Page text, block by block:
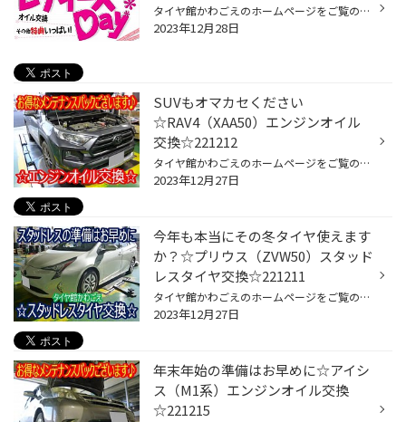
タイヤ館かわごえのホームページをご覧の皆様 こんにちは・こんばんは！ ご覧いただき誠にありがとうございます！！ 毎週、火曜日と、木曜日は、レディースデイを開催しております。 女性の方ご来店で、オイル交換が通常価格よりお求めやすくなり、男性の方ご来店でも、女性の方と同伴であれば、レ...
2023年12月28日
SUVもオマカセください
☆RAV4（XAA50）エンジンオイル
交換☆221212
タイヤ館かわごえのホームページをご覧の皆様 こんにちは・こんばんは！ いつもご覧いただきありがとうございます！！ 本日はトヨタ・RAV4のエンジンオイル交換をご紹介です。 （投稿の最後にお得な情報もございます♪） 今回のエンジンオイル交換はドレンボルトを取り外して下抜きしました。 オイル...
2023年12月27日
今年も本当にその冬タイヤ使えます
か？☆プリウス（ZVW50）スタッド
レスタイヤ交換☆221211
タイヤ館かわごえのホームページをご覧の皆様 こんにちは・こんばんは！ いつもご覧いただきありがとうございます！！ 本日はトヨタ・プリウスのスタッドレスタイヤ交換の紹介です。 スタッドレスタイヤへのお履き替えでご来店のお客様。 『もう1シーズン使えないかなー』とのことだったのですが、 ...
2023年12月27日
年末年始の準備はお早めに☆アイシ
ス（M1系）エンジンオイル交換
☆221215